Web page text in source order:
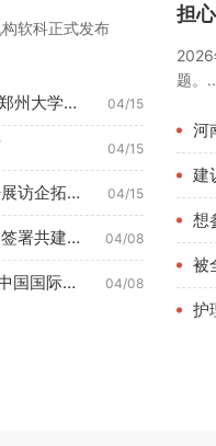
软科正式发布
列180名 04/15
04/15
调研活动 04/15
院合作协议 04/08
大赛河南... 04/08
担
2026
题。
河
建
想
被
护